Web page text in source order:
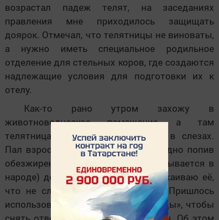
возрастал падеж телят, на заседаниях
правления мне приходилось защищать
доярок. Отмечал, что телятницы не виноваты,
а нужно иметь специальное родильное
отделение для стельных коров, где создаются
надлежащие условия для подготовки их к
отелу.
Как-то рано утром захожу в
животноводческое помещение, а там
телятница Ситдикова Хадича апа в слезах.
Пал взрослый телок её группы, жадно попив
обезжиренное молоко («обрат» называется в
народе) до вздутия желудка. Успокаиваю её,
что не следует так переживать. Пришлось
использовать «ветеринарные методы», чтобы